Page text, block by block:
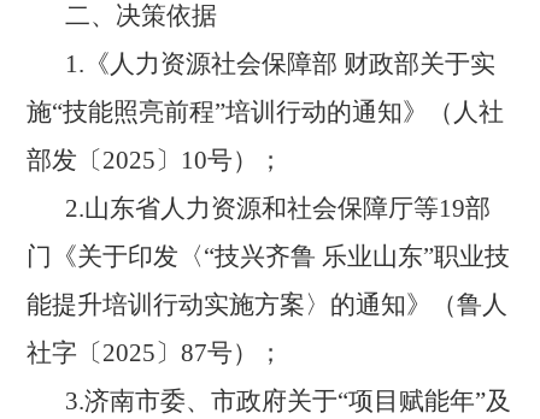
二、决策依据
1. 《人力资源社会保障部 财政部关于实
施“技能照亮前程”培训行动的通知》（人社
部发〔2025〕10号）；
2.山东省人力资源和社会保障厅等19部
门《关于印发〈“技兴齐鲁 乐业山东”职业技
能提升培训行动实施方案〉的通知》（鲁人
社字〔2025〕87号）；
3.济南市委、市政府关于“项目赋能年”及